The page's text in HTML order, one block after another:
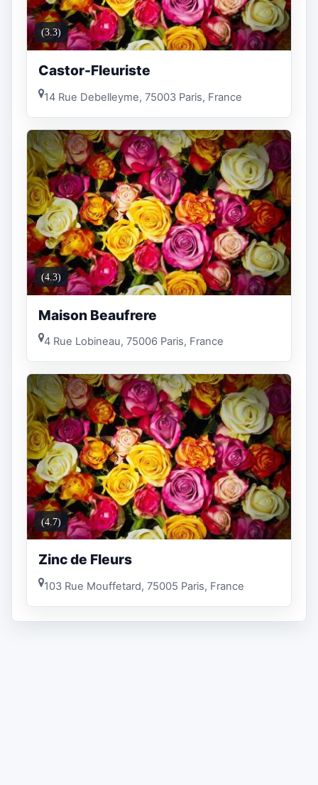
(3.3)
Castor-Fleuriste
14 Rue Debelleyme, 75003 Paris, France
(4.3)
Maison Beaufrere
4 Rue Lobineau, 75006 Paris, France
(4.7)
Zinc de Fleurs
103 Rue Mouffetard, 75005 Paris, France